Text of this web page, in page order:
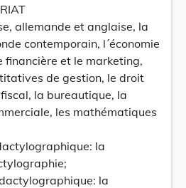
allemande et anglaise, la
contemporain, l´économie
financière et le marketing,
de gestion, le droit
la bureautique, la
les mathématiques
la
la